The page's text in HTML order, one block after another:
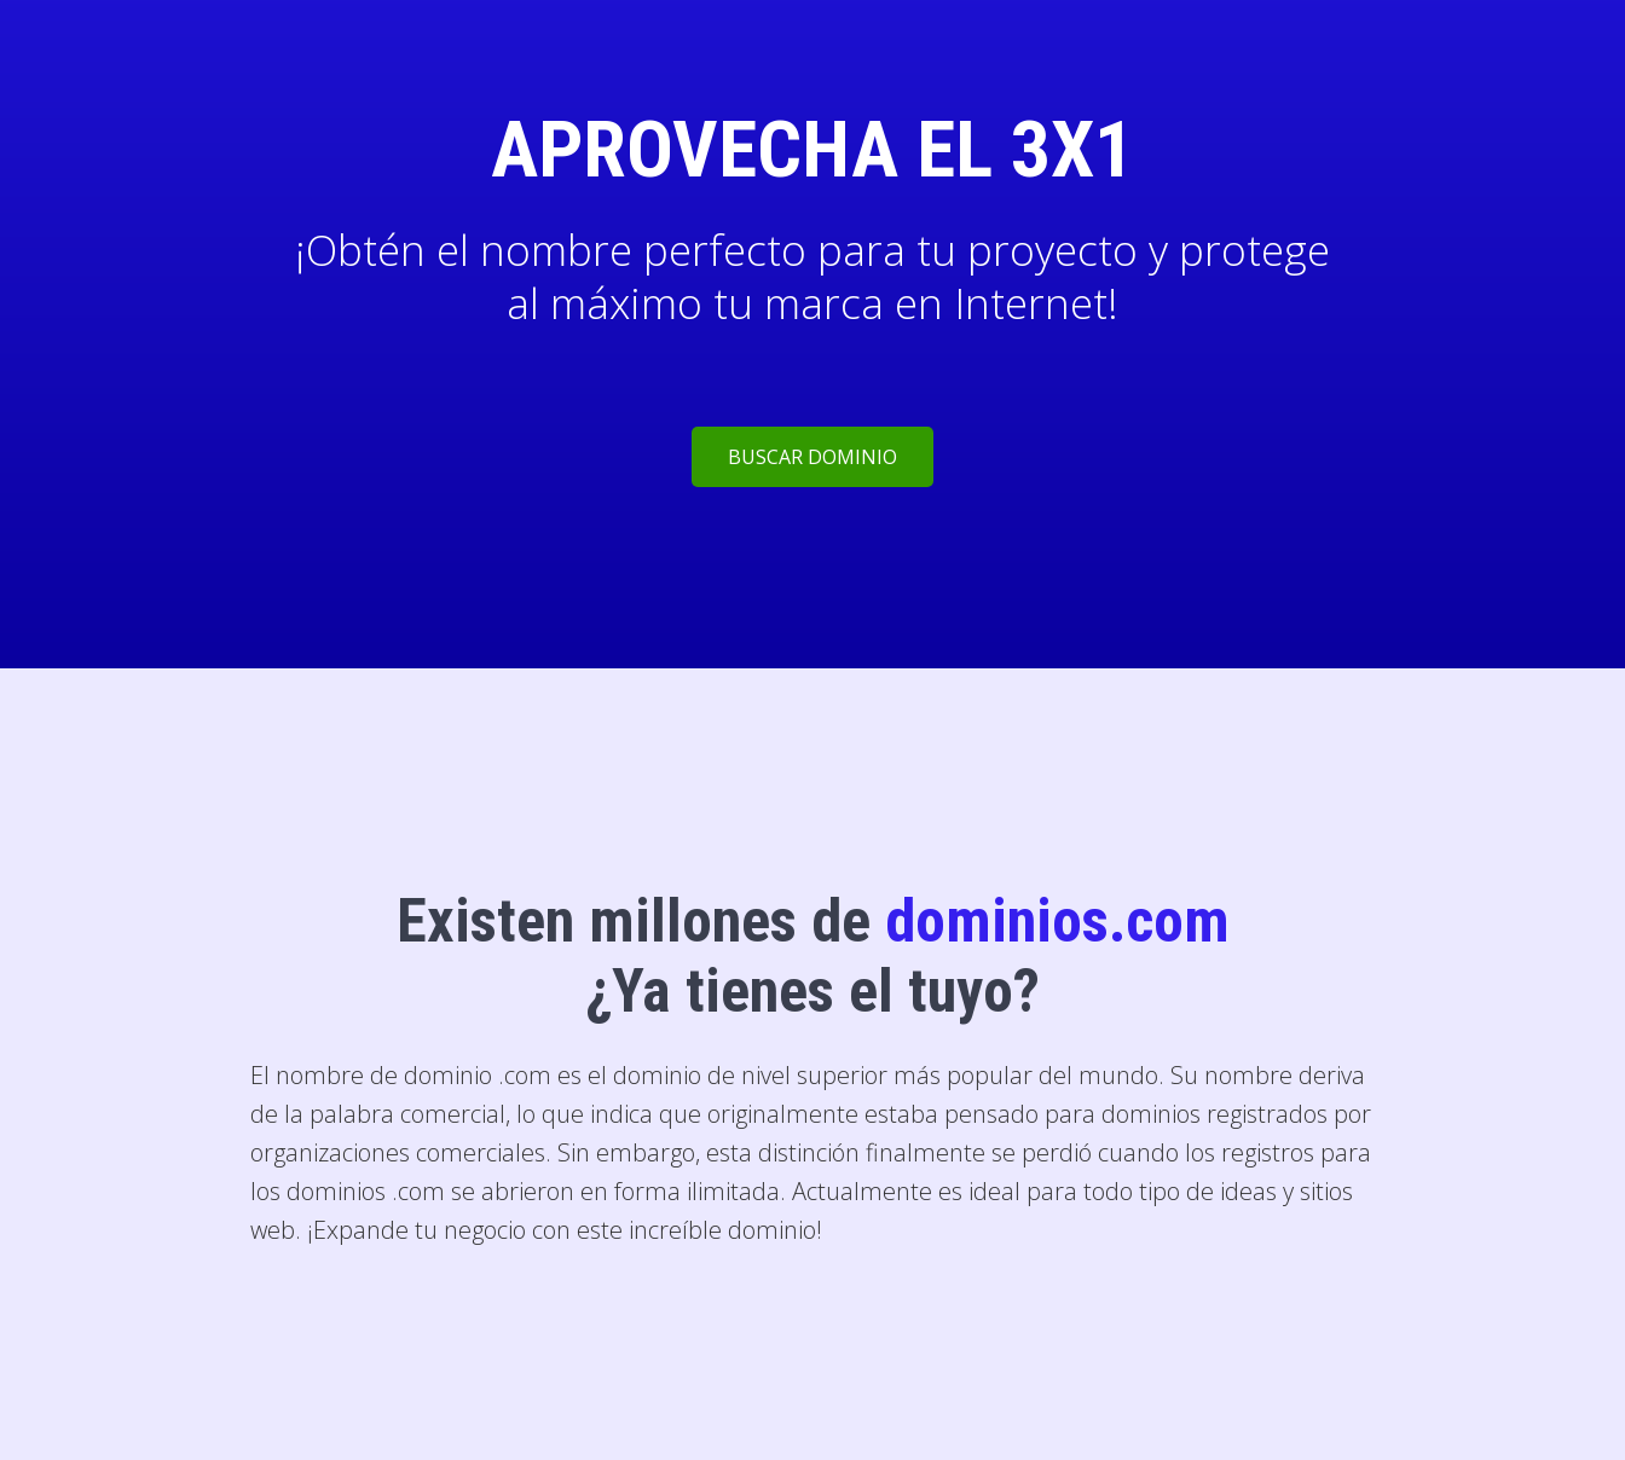
APROVECHA EL 3X1
¡Obtén el nombre perfecto para tu proyecto y protege
al máximo tu marca en Internet!
BUSCAR DOMINIO
Existen millones de dominios.com
¿Ya tienes el tuyo?
El nombre de dominio .com es el dominio de nivel superior más popular del mundo. Su nombre deriva
de la palabra comercial, lo que indica que originalmente estaba pensado para dominios registrados por
organizaciones comerciales. Sin embargo, esta distinción finalmente se perdió cuando los registros para
los dominios .com se abrieron en forma ilimitada. Actualmente es ideal para todo tipo de ideas y sitios
web. ¡Expande tu negocio con este increíble dominio!